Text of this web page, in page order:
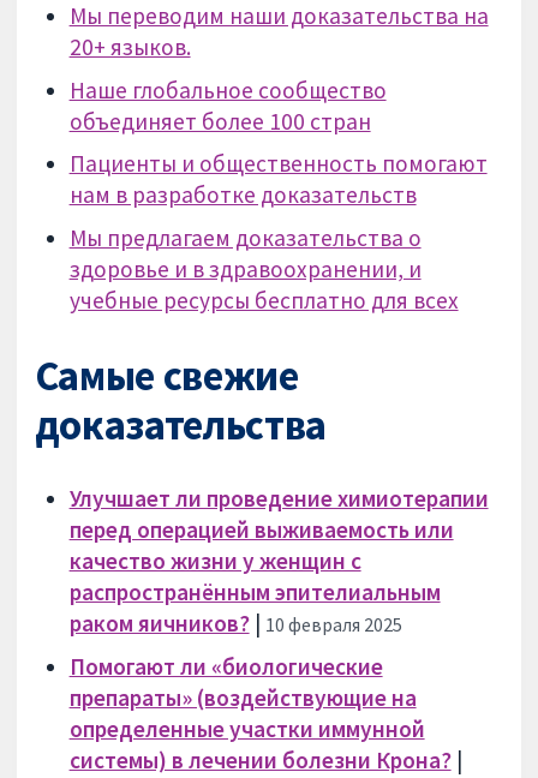
Мы переводим наши доказательства на
20+ языков.
Наше глобальное сообщество
объединяет более 100 стран
Пациенты и общественность помогают
нам в разработке доказательств
Мы предлагаем доказательства о
здоровье и в здравоохранении, и
учебные ресурсы бесплатно для всех
Самые свежие
доказательства
Улучшает ли проведение химиотерапии
перед операцией выживаемость или
качество жизни у женщин с
распространённым эпителиальным
раком яичников?| 10 февраля 2025
Помогают ли «биологические
препараты» (воздействующие на
определенные участки иммунной
системы) в лечении болезни Крона?|